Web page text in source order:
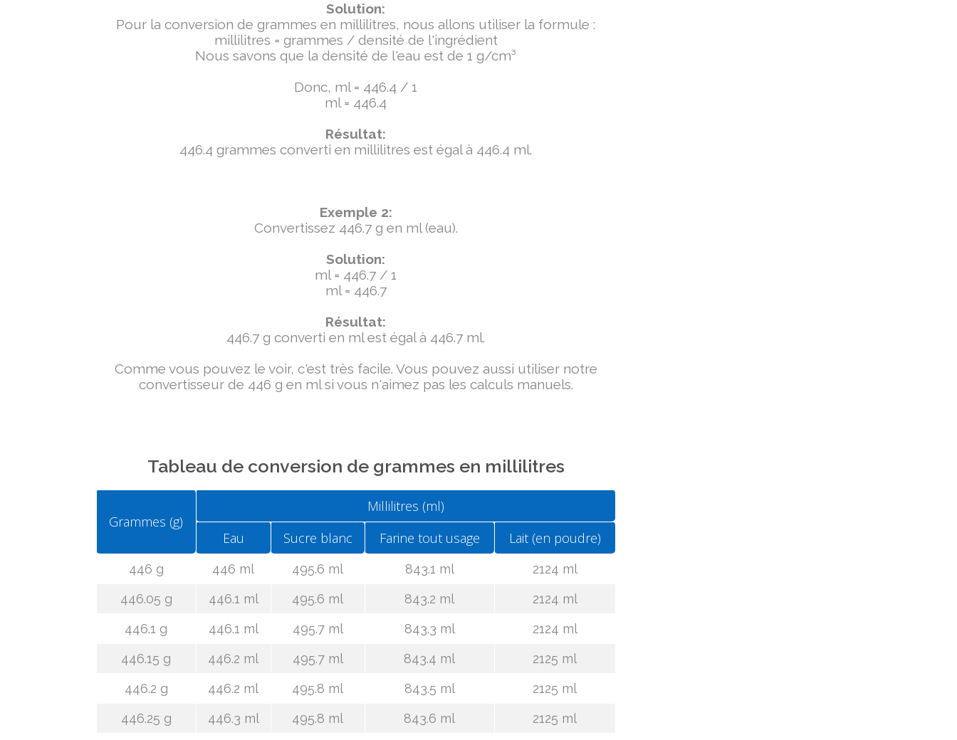
Solution:
Pour la conversion de grammes en millilitres, nous allons utiliser la formule :
millilitres = grammes / densité de l'ingrédient
Nous savons que la densité de l'eau est de 1 g/cm³
Donc, ml = 446.4 / 1
ml = 446.4
Résultat:
446.4 grammes converti en millilitres est égal à 446.4 ml.
Exemple 2:
Convertissez 446.7 g en ml (eau).
Solution:
ml = 446.7 / 1
ml = 446.7
Résultat:
446.7 g converti en ml est égal à 446.7 ml.
Comme vous pouvez le voir, c'est très facile. Vous pouvez aussi utiliser notre
convertisseur de 446 g en ml si vous n'aimez pas les calculs manuels.
Tableau de conversion de grammes en millilitres
Grammes (g)
Millilitres (ml)
Eau
Sucre blanc Farine tout usage Lait (en poudre)
446 g 446 ml 495.6 ml 843.1 ml
2124 ml
446.05 g
446.1 ml 495.6 ml 843.2 ml
2124 ml
446.1 g
446.1 ml 495.7 ml 843.3 ml
2124 ml
446.15 g
446.2 ml 495.7 ml 843.4 ml
2125 ml
446.2 g
446.2 ml 495.8 ml 843.5 ml
2125 ml
446.25 g
446.3 ml 495.8 ml 843.6 ml
2125 ml